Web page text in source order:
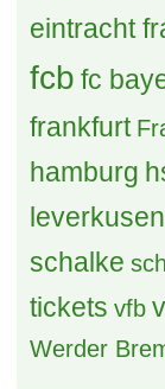
eintracht
fcb fc
frankfurt
hamburg
leverkusen
schalke
tickets vfb
Werder